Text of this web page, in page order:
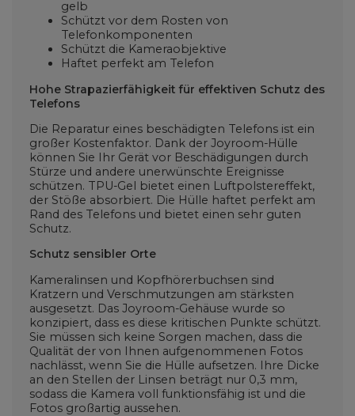
gelb
Schützt vor dem Rosten von
Telefonkomponenten
Schützt die Kameraobjektive
Haftet perfekt am Telefon
Hohe Strapazierfähigkeit für effektiven Schutz des
Telefons
Die Reparatur eines beschädigten Telefons ist ein
großer Kostenfaktor. Dank der Joyroom-Hülle
können Sie Ihr Gerät vor Beschädigungen durch
Stürze und andere unerwünschte Ereignisse
schützen. TPU-Gel bietet einen Luftpolstereffekt,
der Stöße absorbiert. Die Hülle haftet perfekt am
Rand des Telefons und bietet einen sehr guten
Schutz.
Schutz sensibler Orte
Kameralinsen und Kopfhörerbuchsen sind
Kratzern und Verschmutzungen am stärksten
ausgesetzt. Das Joyroom-Gehäuse wurde so
konzipiert, dass es diese kritischen Punkte schützt.
Sie müssen sich keine Sorgen machen, dass die
Qualität der von Ihnen aufgenommenen Fotos
nachlässt, wenn Sie die Hülle aufsetzen. Ihre Dicke
an den Stellen der Linsen beträgt nur 0,3 mm,
sodass die Kamera voll funktionsfähig ist und die
Fotos großartig aussehen.